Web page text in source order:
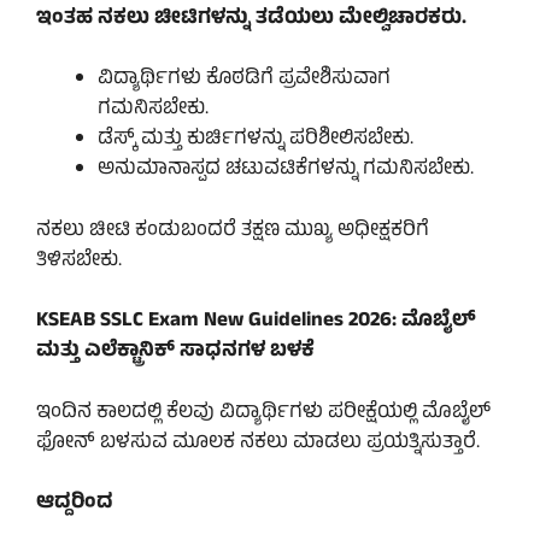
ಇಂತಹ ನಕಲು ಚೀಟಿಗಳನ್ನು ತಡೆಯಲು ಮೇಲ್ವಿಚಾರಕರು.
ವಿದ್ಯಾರ್ಥಿಗಳು ಕೊಠಡಿಗೆ ಪ್ರವೇಶಿಸುವಾಗ
ಗಮನಿಸಬೇಕು.
ಡೆಸ್ಕ್ ಮತ್ತು ಕುರ್ಚಿಗಳನ್ನು ಪರಿಶೀಲಿಸಬೇಕು.
ಅನುಮಾನಾಸ್ಪದ ಚಟುವಟಿಕೆಗಳನ್ನು ಗಮನಿಸಬೇಕು.
ನಕಲು ಚೀಟಿ ಕಂಡುಬಂದರೆ ತಕ್ಷಣ ಮುಖ್ಯ ಅಧೀಕ್ಷಕರಿಗೆ
ತಿಳಿಸಬೇಕು.
KSEAB SSLC Exam New Guidelines 2026: ಮೊಬೈಲ್
ಮತ್ತು ಎಲೆಕ್ಟ್ರಾನಿಕ್ ಸಾಧನಗಳ ಬಳಕೆ
ಇಂದಿನ ಕಾಲದಲ್ಲಿ ಕೆಲವು ವಿದ್ಯಾರ್ಥಿಗಳು ಪರೀಕ್ಷೆಯಲ್ಲಿ ಮೊಬೈಲ್
ಫೋನ್ ಬಳಸುವ ಮೂಲಕ ನಕಲು ಮಾಡಲು ಪ್ರಯತ್ನಿಸುತ್ತಾರೆ.
ಆದ್ದರಿಂದ